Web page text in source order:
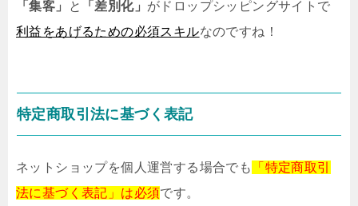
「集客」 と 「差別化」 がドロップシッピングサイトで
利益をあげるための必須スキルなのですね！
特定商取引法に基づく表記
ネットショップを個人運営する場合でも
「特定商取引
法に基づく表記」は必須です。